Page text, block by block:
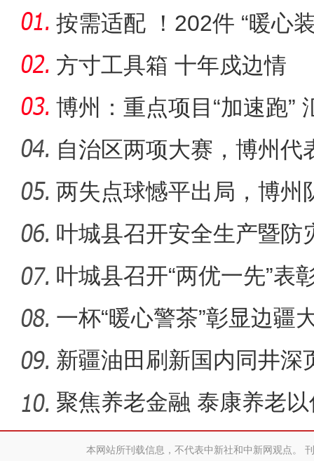
按需适配 ！202件 “暖心
望
方寸工具箱 十年戍边情
博州：重点项目“加速跑”
自治区两项大赛，博州代
两失点球憾平出局，博州
赛
叶城县召开安全生产暨防
体会议
叶城县召开“两优一先”表
一杯“暖心警茶”彰显边疆
新疆油田刷新国内同井深
纪录
聚焦养老金融 泰康养老
务，奋进“
本网站所刊载信息，不代表中新社和中新网观点。